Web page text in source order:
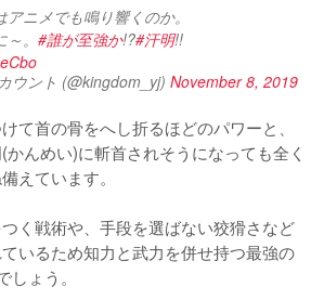
ニメでも鳴り響くのか。
。 #誰が至強か!?#汗明
ウント (@kingdom_yj) November 8, 2019
て首の骨をへし折るほどのパワーと、
んめい)に斬首されそうになっても全く
えています。
く戦術や、手段を選ばない狡猾さなど
いるため知力と武力を併せ持つ最強の
ょう。